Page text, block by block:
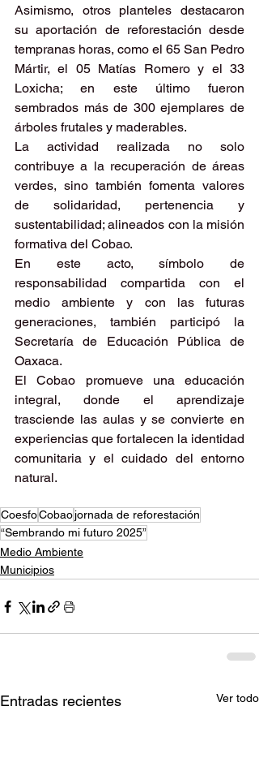
Asimismo, otros planteles destacaron
su aportación de reforestación desde
tempranas horas, como el 65 San Pedro
Mártir, el 05 Matías Romero y el 33
Loxicha; en este último fueron
sembrados más de 300 ejemplares de
árboles frutales y maderables.
La actividad realizada no solo
contribuye a la recuperación de áreas
verdes, sino también fomenta valores
de solidaridad, pertenencia y
sustentabilidad; alineados con la misión
formativa del Cobao.
En este acto, símbolo de
responsabilidad compartida con el
medio ambiente y con las futuras
generaciones, también participó la
Secretaría de Educación Pública de
Oaxaca.
El Cobao promueve una educación
integral, donde el aprendizaje
trasciende las aulas y se convierte en
experiencias que fortalecen la identidad
comunitaria y el cuidado del entorno
natural.
CoesfoCobaojornada de reforestación
“Sembrando mi futuro 2025”
Medio Ambiente
Municipios
Entradas recientes Ver todo